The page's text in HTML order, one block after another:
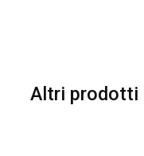
Altri prodotti